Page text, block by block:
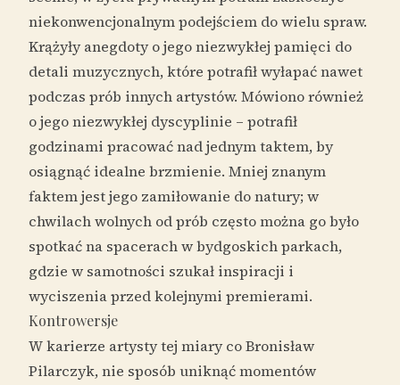
niekonwencjonalnym podejściem do wielu spraw.
Krążyły anegdoty o jego niezwykłej pamięci do
detali muzycznych, które potrafił wyłapać nawet
podczas prób innych artystów. Mówiono również
o jego niezwykłej dyscyplinie – potrafił
godzinami pracować nad jednym taktem, by
osiągnąć idealne brzmienie. Mniej znanym
faktem jest jego zamiłowanie do natury; w
chwilach wolnych od prób często można go było
spotkać na spacerach w bydgoskich parkach,
gdzie w samotności szukał inspiracji i
wyciszenia przed kolejnymi premierami.
Kontrowersje
W karierze artysty tej miary co Bronisław
Pilarczyk, nie sposób uniknąć momentów